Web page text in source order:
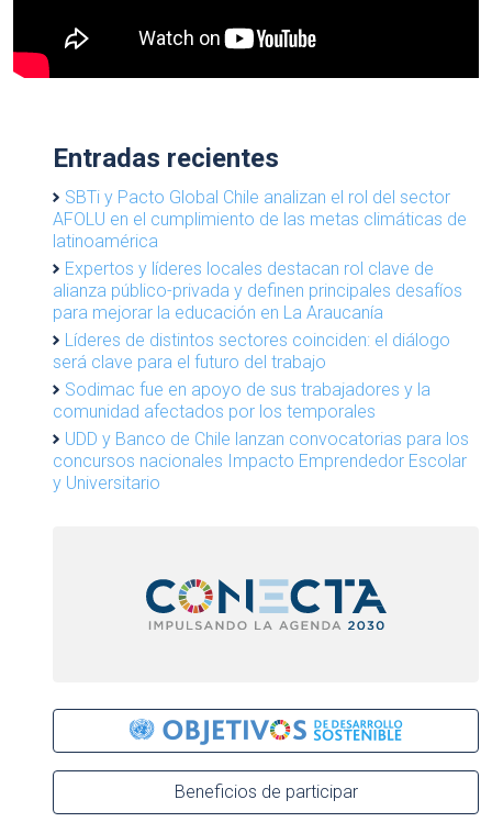
Entradas recientes
SBTi y Pacto Global Chile analizan el rol del sector
AFOLU en el cumplimiento de las metas climáticas de
latinoamérica
Expertos y líderes locales destacan rol clave de
alianza público-privada y definen principales desafíos
para mejorar la educación en La Araucanía
Líderes de distintos sectores coinciden: el diálogo
será clave para el futuro del trabajo
Sodimac fue en apoyo de sus trabajadores y la
comunidad afectados por los temporales
UDD y Banco de Chile lanzan convocatorias para los
concursos nacionales Impacto Emprendedor Escolar
y Universitario
Beneficios de participar